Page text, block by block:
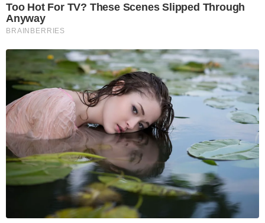
Too Hot For TV? These Scenes Slipped Through
Anyway
BRAINBERRIES